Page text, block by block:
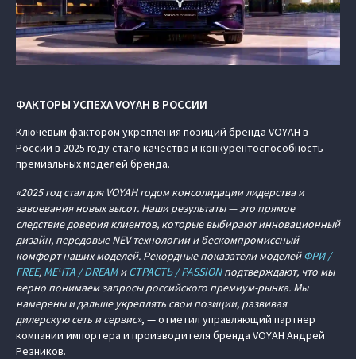
ФАКТОРЫ УСПЕХА VOYAH В РОССИИ
Ключевым фактором укрепления позиций бренда VOYAH в
России в 2025 году стало качество и конкурентоспособность
премиальных моделей бренда.
«2025 год стал для VOYAH годом консолидации лидерства и
завоевания новых высот. Наши результаты — это прямое
следствие доверия клиентов, которые выбирают инновационный
дизайн, передовые NEV технологии и бескомпромиссный
комфорт наших моделей. Рекордные показатели моделейФРИ /
FREE, МЕЧТА / DREAMиСТРАСТЬ / PASSIONподтверждают, что мы
верно понимаем запросы российского премиум-рынка. Мы
намерены и дальше укреплять свои позиции, развивая
дилерскую сеть и сервис», — отметил управляющий партнер
компании импортера и производителя бренда VOYAH Андрей
Резников.